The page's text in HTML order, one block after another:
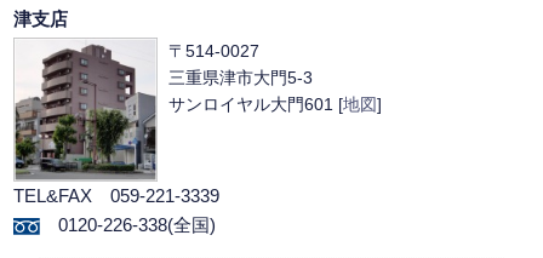
津支店
〒514-0027
三重県津市大門5-3
サンロイヤル大門601 [地図]
TEL&FAX 059-221-3339
0120-226-338(全国)